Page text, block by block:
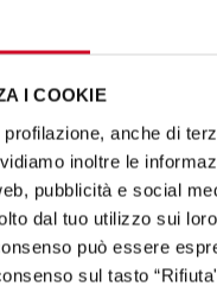
I COOKIE
anche di
inoltre le
pubblicità e social
dal tuo utilizzo sui
può essere
sul tasto